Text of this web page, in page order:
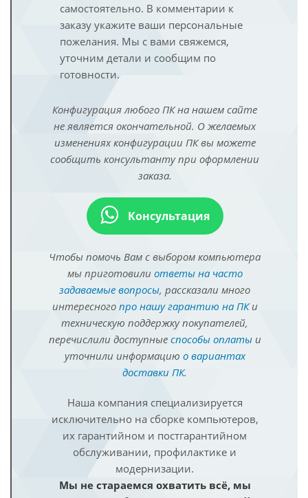
самостоятельно. В комментарии к
заказу укажите ваши персональные
пожелания. Мы с вами свяжемся,
уточним детали и сообщим по
готовности.
Конфигурация любого ПК на нашем сайте
не является окончательной. О желаемых
изменениях конфигурации ПК вы можете
сообщить консультанту при оформлении
заказа.
Консультация
Чтобы помочь Вам с выбором компьютера
мы приготовили ответы на часто
задаваемые вопросы, рассказали много
интересного про нашу гарантию на ПКи
техническую поддержку покупателей,
перечислили доступные способы оплатыи
уточнили информацию о вариантах
доставки ПК.
Наша компания специализируется
исключительно на сборке компьютеров,
их гарантийном и постгарантийном
обслуживании, профилактике и
модернизации.
Мы не стараемся охватить всё, мы